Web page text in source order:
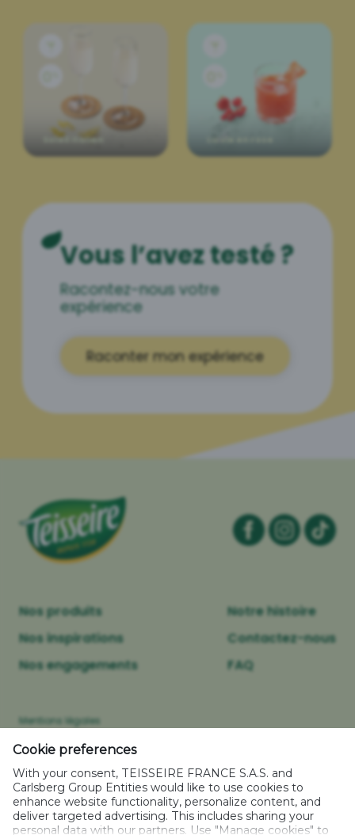
Vous l’avez testé ?
Racontez-nous votre
expérience
Raconter mon expérience
Nos produits
Nos inspirations
Nos engagements
Notre histoire
Contactez-nous
FAQ
Politique relative aux cookies
Politique de confidentialité
Plan de site
Gestion des Cookies
Cookie preferences
With your consent, TEISSEIRE FRANCE S.A.S. and
Carlsberg Group Entities would like to use cookies to
enhance website functionality, personalize content, and
deliver targeted advertising. This includes sharing your
personal data with our partners. Use "Manage cookies" to